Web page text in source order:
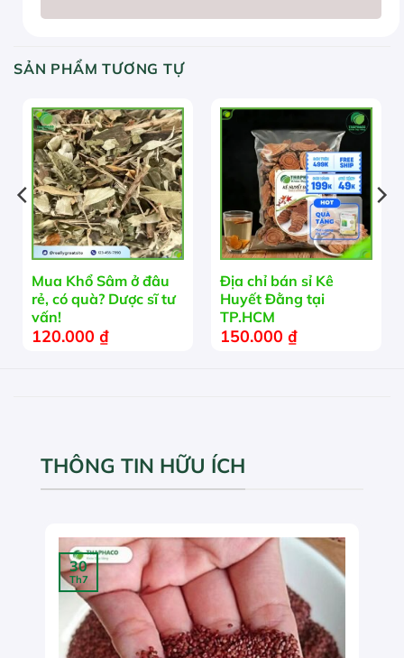
SẢN PHẨM TƯƠNG TỰ
Mua Khổ Sâm ở đâu
rẻ, có quà? Dược sĩ tư
vấn!
120.000 ₫
Địa chỉ bán sỉ Kê
Huyết Đằng tại
TP.HCM
150.000 ₫
THÔNG TIN HỮU ÍCH
30
Th7